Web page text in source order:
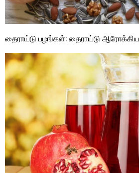
தைராய்டு பழங்கள்: தைராய்டு